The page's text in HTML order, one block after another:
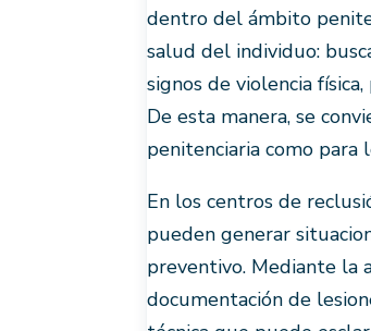
dentro del ámbito
salud del individuo:
signos de violencia
De esta manera, se
penitenciaria como para
En los centros de
pueden generar
preventivo. Mediante la
documentación de